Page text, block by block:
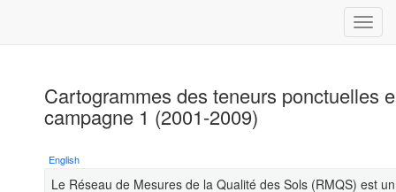
Cartogrammes des teneurs ponctuelles
campagne 1 (2001-2009)
English
Le Réseau de Mesures de la Qualité des Sols (RMQS) est